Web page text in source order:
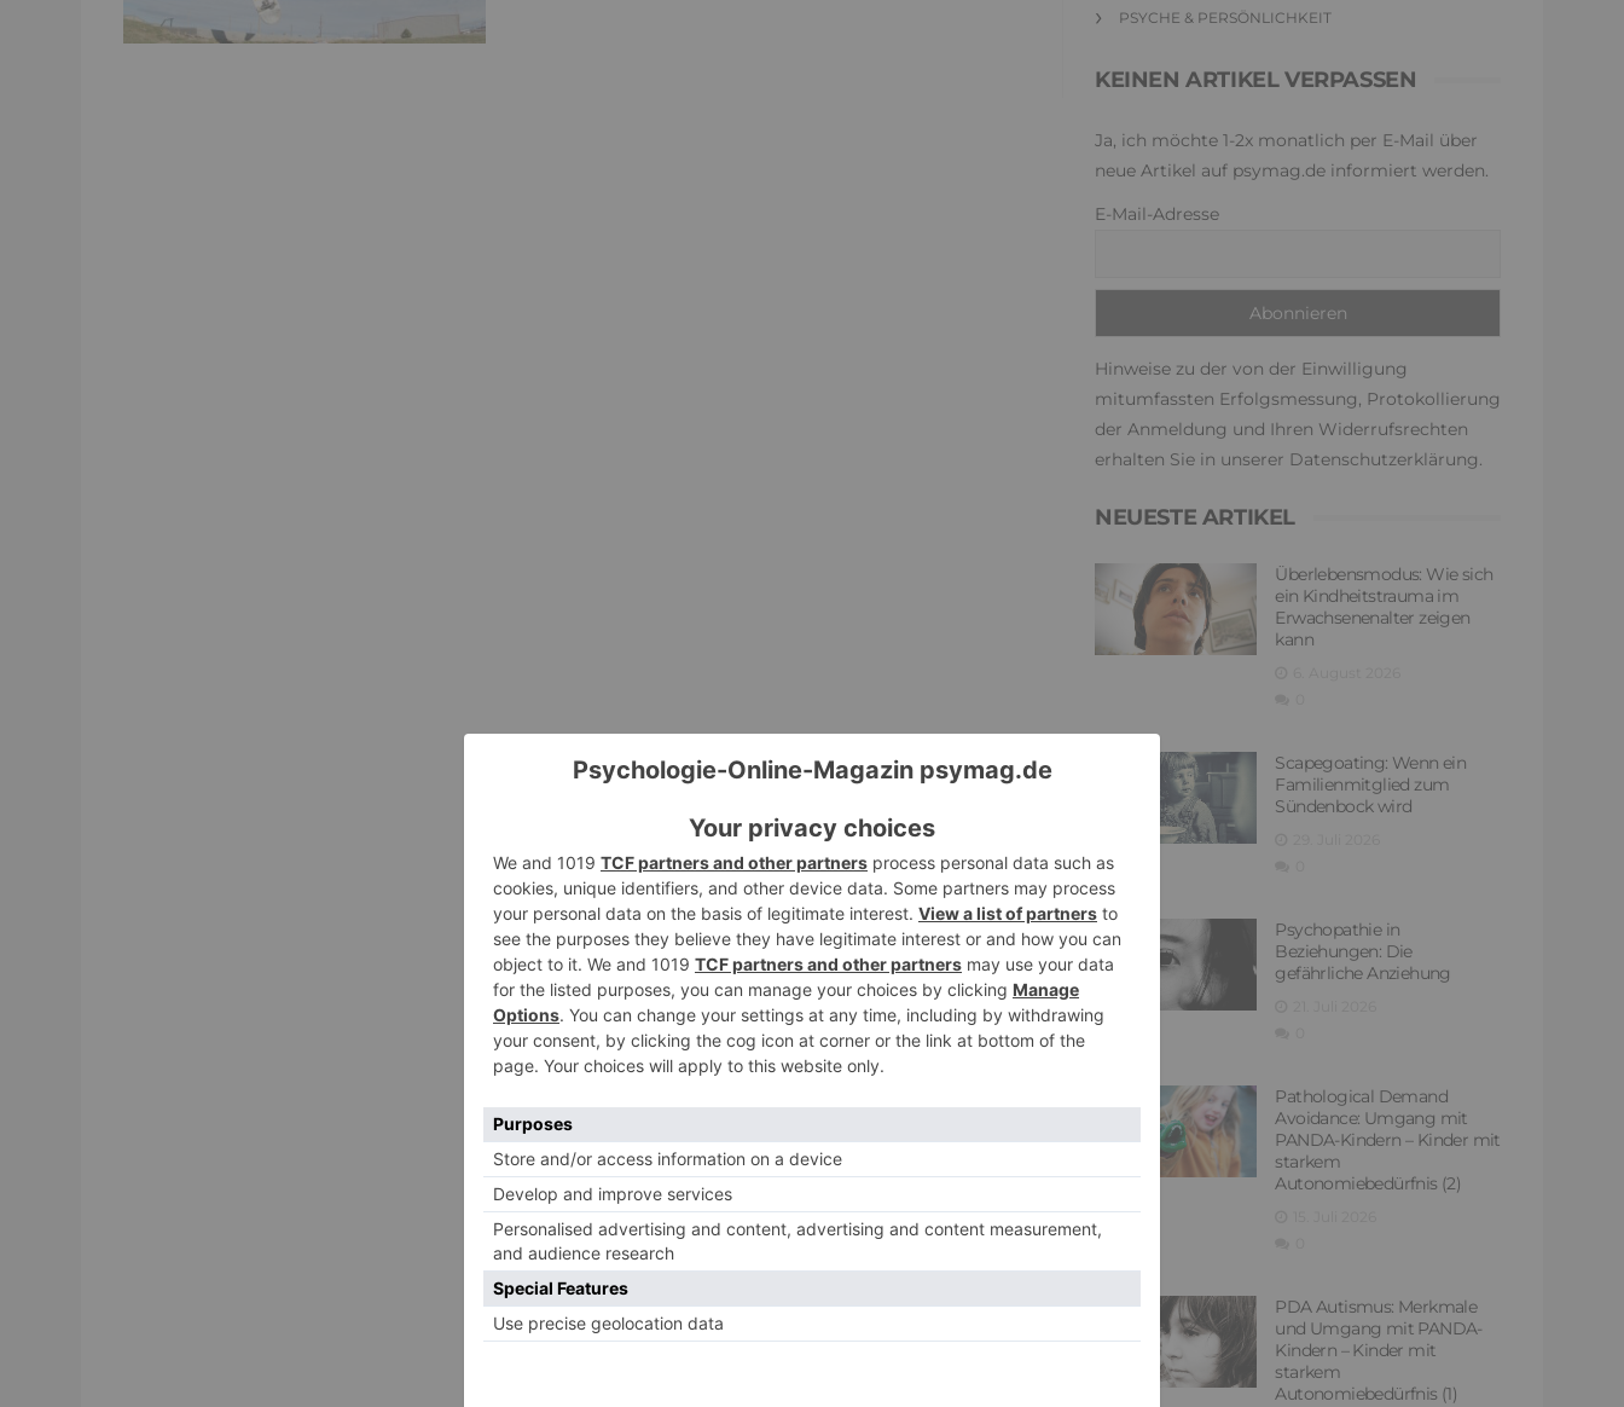
PSYCHE & PERSÖNLICHKEIT
KEINEN ARTIKEL VERPASSEN
Ja, ich möchte 1-2x monatlich per E-Mail über
neue Artikel auf psymag.de informiert werden.
E-Mail-Adresse
Hinweise zu der von der Einwilligung
mitumfassten Erfolgsmessung, Protokollierung
der Anmeldung und Ihren Widerrufsrechten
erhalten Sie in unserer Datenschutzerklärung.
NEUESTE ARTIKEL
Überlebensmodus: Wie sich
ein Kindheitstrauma im
Erwachsenenalter zeigen
kann
Scapegoating: Wenn ein
Familienmitglied zum
Sündenbock wird
Psychopathie in
Beziehungen: Die
gefährliche Anziehung
Pathological Demand
Avoidance: Umgang mit
PANDA-Kindern – Kinder mit
starkem
Autonomiebedürfnis (2)
PDA Autismus: Merkmale
und Umgang mit PANDA-
Kindern – Kinder mit
starkem
Autonomiebedürfnis (1)